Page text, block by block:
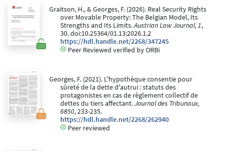
Graitson, H., & Georges, F. (2026). Real Security Rights
over Movable Property: The Belgian Model, Its
Strengths and Its Limits.Austrian Law Journal, 1,
30. doi:10.25364/01.13:2026.1.2
https://hdl.handle.net/2268/347245
Peer Reviewed verified by ORBi
Georges, F. (2021). L'hypothèque consentie pour
sûreté de la dette d'autrui : statuts des
protagonistes en cas de règlement collectif de
dettes du tiers affectant.Journal des Tribunaux,
6850, 233-235.
https://hdl.handle.net/2268/262940
Peer reviewed